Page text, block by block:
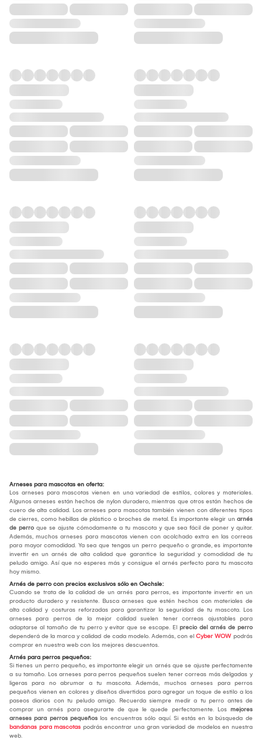
Arneses para mascotas en oferta:
Los arneses para mascotas vienen en una variedad de estilos, colores y materiales.
Algunos arneses están hechos de nylon duradero, mientras que otros están hechos de
cuero de alta calidad. Los arneses para mascotas también vienen con diferentes tipos
de cierres, como hebillas de plástico o broches de metal. Es importante elegir un arnés
de perro que se ajuste cómodamente a tu mascota y que sea fácil de poner y quitar.
Además, muchos arneses para mascotas vienen con acolchado extra en las correas
para mayor comodidad. Ya sea que tengas un perro pequeño o grande, es importante
invertir en un arnés de alta calidad que garantice la seguridad y comodidad de tu
peludo amigo. Así que no esperes más y consigue el arnés perfecto para tu mascota
hoy mismo.
Arnés de perro con precios exclusivos sólo en Oechsle:
Cuando se trata de la calidad de un arnés para perros, es importante invertir en un
producto duradero y resistente. Busca arneses que estén hechos con materiales de
alta calidad y costuras reforzadas para garantizar la seguridad de tu mascota. Los
arneses para perros de la mejor calidad suelen tener correas ajustables para
adaptarse al tamaño de tu perro y evitar que se escape. El precio del arnés de perro
dependerá de la marca y calidad de cada modelo. Además, con el Cyber WOWpodrás
comprar en nuestra web con los mejores descuentos.
Arnés para perros pequeños:
Si tienes un perro pequeño, es importante elegir un arnés que se ajuste perfectamente
a su tamaño. Los arneses para perros pequeños suelen tener correas más delgadas y
ligeras para no abrumar a tu mascota. Además, muchos arneses para perros
pequeños vienen en colores y diseños divertidos para agregar un toque de estilo a los
paseos diarios con tu peludo amigo. Recuerda siempre medir a tu perro antes de
comprar un arnés para asegurarte de que le quede perfectamente. Los mejores
arneses para perros pequeños los encuentras sólo aquí. Si estás en la búsqueda de
bandanas para mascotas podrás encontrar una gran variedad de modelos en nuestra
web.